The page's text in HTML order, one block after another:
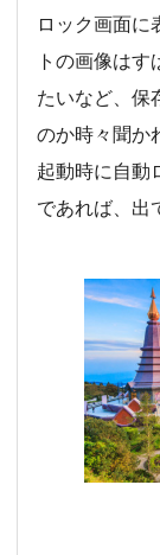
ロック画面に
トの画像は
たいなど、保
のか時々聞か
起動時に自動
であれば、出